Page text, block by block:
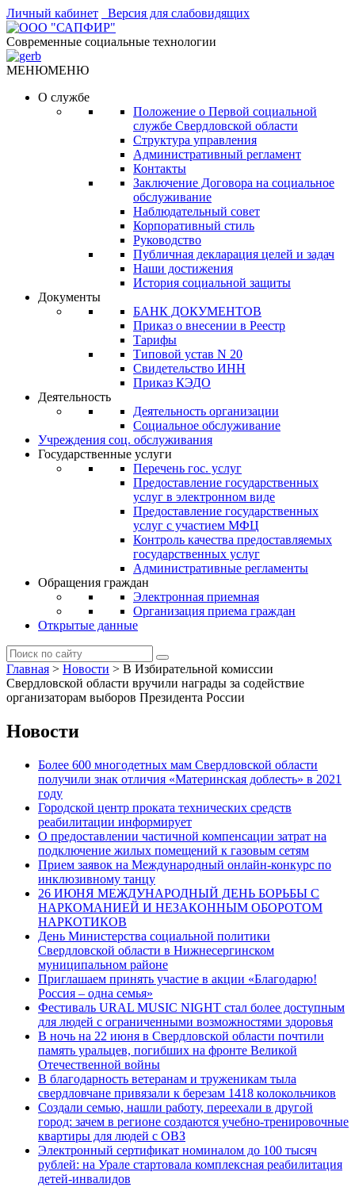
Личный кабинет Версия для слабовидящих
Современные социальные технологии
МЕНЮМЕНЮ
О службе
Положение о Первой социальной
службе Свердловской области
Структура управления
Административный регламент
Контакты
Заключение Договора на социальное
обслуживание
Наблюдательный совет
Корпоративный стиль
Руководство
Публичная декларация целей и задач
Наши достижения
История социальной защиты
Документы
БАНК ДОКУМЕНТОВ
Приказ о внесении в Реестр
Тарифы
Типовой устав N 20
Свидетельство ИНН
Приказ КЭДО
Деятельность
Деятельность организации
Социальное обслуживание
Учреждения соц. обслуживания
Государственные услуги
Перечень гос. услуг
Предоставление государственных
услуг в электронном виде
Предоставление государственных
услуг с участием МФЦ
Контроль качества предоставляемых
государственных услуг
Административные регламенты
Обращения граждан
Электронная приемная
Организация приема граждан
Открытые данные
Главная > Новости > В Избирательной комиссии
Свердловской области вручили награды за содействие
организаторам выборов Президента России
Новости
Более 600 многодетных мам Свердловской области
получили знак отличия «Материнская доблесть» в 2021
году
Городской центр проката технических средств
реабилитации информирует
О предоставлении частичной компенсации затрат на
подключение жилых помещений к газовым сетям
Прием заявок на Международный онлайн-конкурс по
инклюзивному танцу
26 ИЮНЯ МЕЖДУНАРОДНЫЙ ДЕНЬ БОРЬБЫ С
НАРКОМАНИЕЙ И НЕЗАКОННЫМ ОБОРОТОМ
НАРКОТИКОВ
День Министерства социальной политики
Свердловской области в Нижнесергинском
муниципальном районе
Приглашаем принять участие в акции «Благодарю!
Россия – одна семья»
Фестиваль URAL MUSIC NIGHT стал более доступным
для людей с ограниченными возможностями здоровья
В ночь на 22 июня в Свердловской области почтили
память уральцев, погибших на фронте Великой
Отечественной войны
В благодарность ветеранам и труженикам тыла
свердловчане привязали к березам 1418 колокольчиков
Создали семью, нашли работу, переехали в другой
город: зачем в регионе создаются учебно-тренировочные
квартиры для людей с ОВЗ
Электронный сертификат номиналом до 100 тысяч
рублей: на Урале стартовала комплексная реабилитация
детей-инвалидов